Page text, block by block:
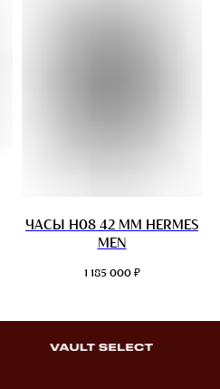
ЧАСЫ H08 42 ММ HERMES
MEN
1 185 000 ₽